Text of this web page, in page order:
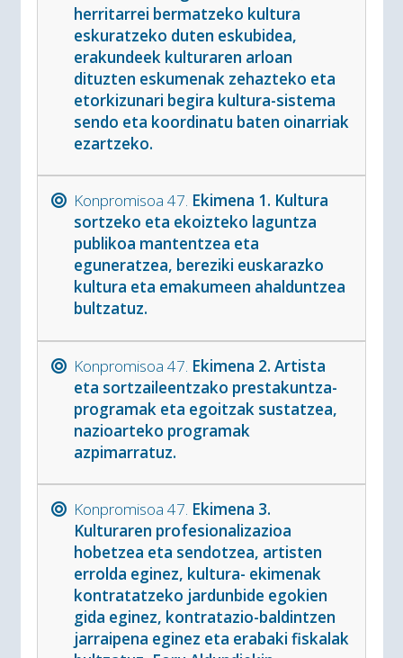
herritarrei bermatzeko kultura
eskuratzeko duten eskubidea,
erakundeek kulturaren arloan
dituzten eskumenak zehazteko eta
etorkizunari begira kultura-sistema
sendo eta koordinatu baten oinarriak
ezartzeko.
Konpromisoa 47. Ekimena 1. Kultura
sortzeko eta ekoizteko laguntza
publikoa mantentzea eta
eguneratzea, bereziki euskarazko
kultura eta emakumeen ahalduntzea
bultzatuz.
Konpromisoa 47. Ekimena 2. Artista
eta sortzaileentzako prestakuntza-
programak eta egoitzak sustatzea,
nazioarteko programak
azpimarratuz.
Konpromisoa 47. Ekimena 3.
Kulturaren profesionalizazioa
hobetzea eta sendotzea, artisten
errolda eginez, kultura- ekimenak
kontratatzeko jardunbide egokien
gida eginez, kontratazio-baldintzen
jarraipena eginez eta erabaki fiskalak